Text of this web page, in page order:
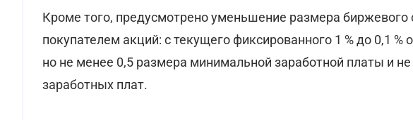
Кроме того, предусмотрено уменьшение размера биржевого
покупателем акций: с текущего фиксированного 1 % до 0,1 %
но не менее 0,5 размера минимальной заработной платы и
заработных плат.